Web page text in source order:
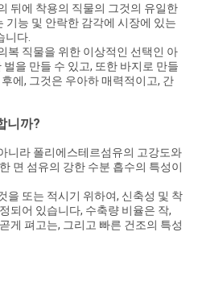
뒤에 착용의 직물의 그것의 유일한
기능 및 안락한 감각에 시장에 있는
니다.
복 직물을 위한 이상적인 선택인 아
을 만들 수 있고, 또한 바지로 만들
에, 그것은 우아하 매력적이고, 간
니까?
니라 폴리에스테르섬유의 고강도와
면 섬유의 강한 수분 흡수의 특성이
을 또는 적시기 위하여, 신축성 및 착
되어 있습니다, 수축량 비율은 작,
게 펴고는, 그리고 빠른 건조의 특성